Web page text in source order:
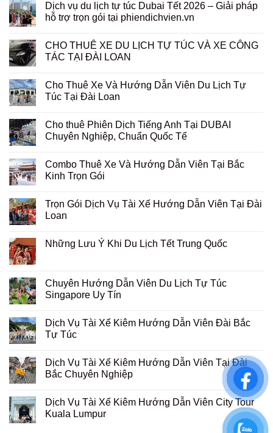
Dịch vụ du lịch tự túc Dubai Tết 2026 – Giải pháp
hỗ trợ trọn gói tại phiendichvien.vn
CHO THUÊ XE DU LỊCH TỰ TÚC VÀ XE CÔNG
TÁC TẠI ĐÀI LOAN
Cho Thuê Xe Và Hướng Dẫn Viên Du Lịch Tự
Túc Tại Đài Loan
Cho thuê Phiên Dịch Tiếng Anh Tại DUBAI
Chuyên Nghiệp, Chuẩn Quốc Tế
Combo Thuê Xe Và Hướng Dẫn Viên Tại Bắc
Kinh Trọn Gói
Trọn Gói Dịch Vụ Tài Xế Hướng Dẫn Viên Tại Đài
Loan
Những Lưu Ý Khi Du Lịch Tết Trung Quốc
Chuyên Hướng Dẫn Viên Du Lịch Tự Túc
Singapore Uy Tín
Dịch Vụ Tài Xế Kiêm Hướng Dẫn Viên Đài Bắc
Tự Túc
Dịch Vụ Tài Xế Kiêm Hướng Dẫn Viên Tại Đài
Bắc Chuyên Nghiệp
Dịch Vụ Tài Xế Kiêm Hướng Dẫn Viên City Tour
Kuala Lumpur